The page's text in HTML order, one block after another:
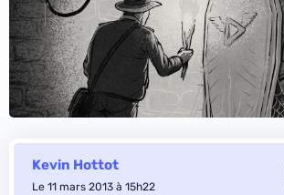
Kevin Hottot
Le 11 mars 2013 à 15h22